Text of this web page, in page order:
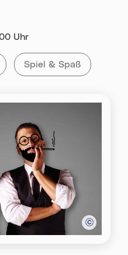
Uhr
Tag:Alle Veranstaltungen
Spiel & Spaß